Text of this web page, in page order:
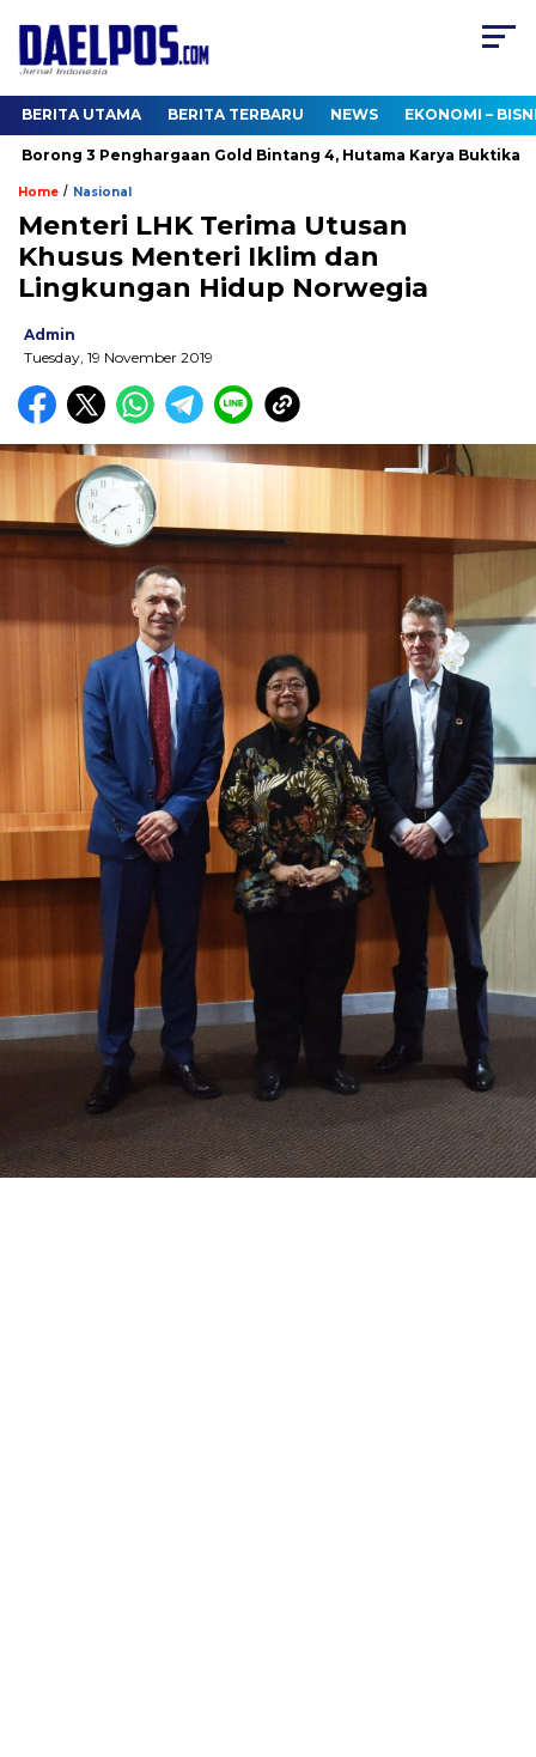
BERITA UTAMA BERITA TERBARU NEWS EKONOMI –
3 Penghargaan Gold Bintang 4, Hutama Karya Buktikan
Home / Nasional
Menteri LHK Terima Utusan
Khusus Menteri Iklim dan
Lingkungan Hidup Norwegia
Admin
Tuesday, 19 November 2019